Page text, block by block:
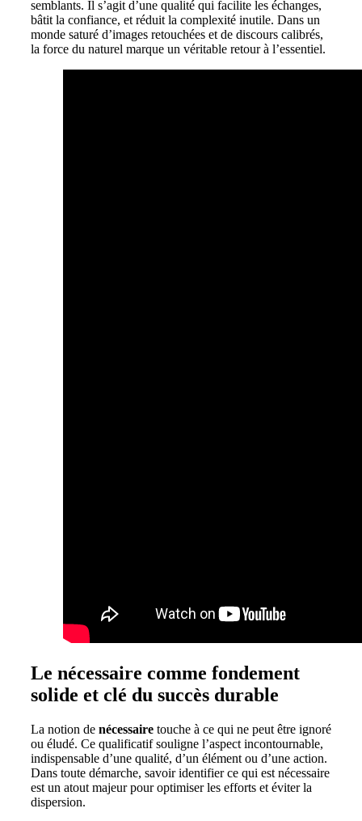
semblants. Il s’agit d’une qualité qui facilite les échanges,
bâtit la confiance, et réduit la complexité inutile. Dans un
monde saturé d’images retouchées et de discours calibrés,
la force du naturel marque un véritable retour à l’essentiel.
Le nécessaire comme fondement
solide et clé du succès durable
La notion de nécessaire touche à ce qui ne peut être ignoré
ou éludé. Ce qualificatif souligne l’aspect incontournable,
indispensable d’une qualité, d’un élément ou d’une action.
Dans toute démarche, savoir identifier ce qui est nécessaire
est un atout majeur pour optimiser les efforts et éviter la
dispersion.